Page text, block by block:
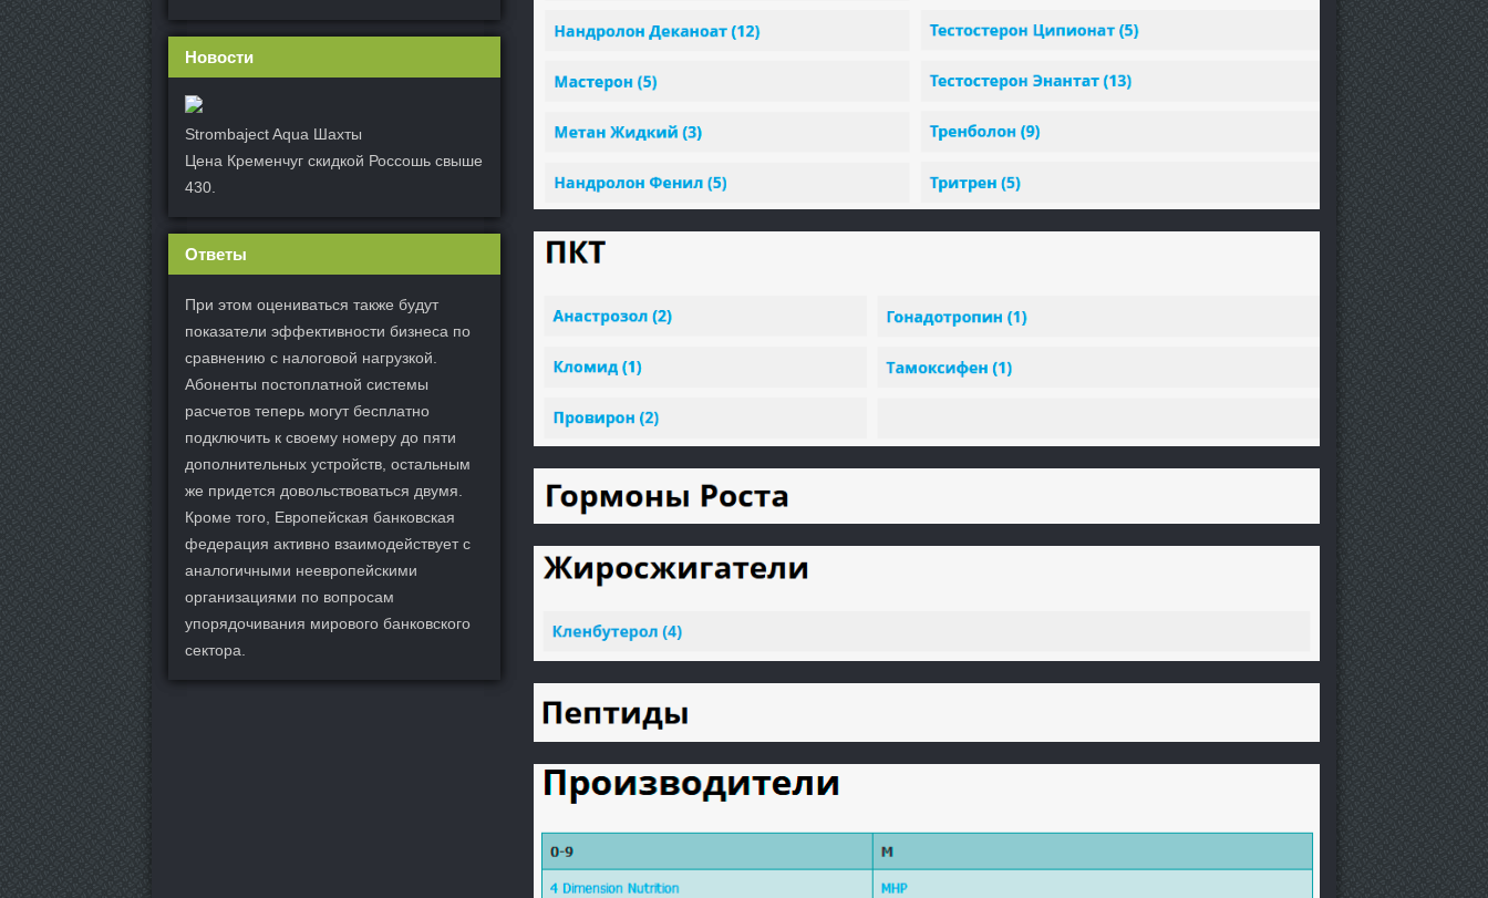
Новости
Strombaject Aqua Шахты
Цена Кременчуг скидкой Россошь свыше
430.
Ответы
При этом оцениваться также будут
показатели эффективности бизнеса по
сравнению с налоговой нагрузкой.
Абоненты постоплатной системы
расчетов теперь могут бесплатно
подключить к своему номеру до пяти
дополнительных устройств, остальным
же придется довольствоваться двумя.
Кроме того, Европейская банковская
федерация активно взаимодействует с
аналогичными неевропейскими
организациями по вопросам
упорядочивания мирового банковского
сектора.